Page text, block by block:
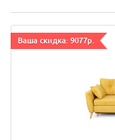
Ваша скидка: 9077р.